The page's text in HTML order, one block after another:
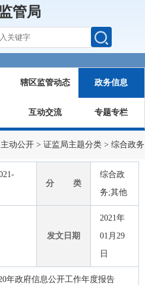
管局
辖区监管动态 政务信息
互动交流 专题专栏
主动公开 > 证监局主题分类 > 综合政务
分 类
综合政
务;其他
发文日期
2021年
01月29
日
年政府信息公开工作年度报告